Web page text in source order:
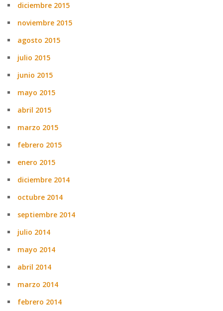
diciembre 2015
noviembre 2015
agosto 2015
julio 2015
junio 2015
mayo 2015
abril 2015
marzo 2015
febrero 2015
enero 2015
diciembre 2014
octubre 2014
septiembre 2014
julio 2014
mayo 2014
abril 2014
marzo 2014
febrero 2014